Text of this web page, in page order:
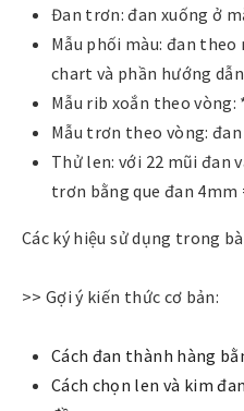
Đan trơn: đan xuống ở
Mẫu phối màu: đan
chart và phần hướng
Mẫu rib xoắn theo
Mẫu trơn theo vòng:
Thử len: với 22 mũi đan
trơn bằng que đan 4mm
Các ký hiệu sử dụng trong
>> Gợi ý kiến thức cơ bản:
Cách đan thành hàng
Cách chọn len và kim